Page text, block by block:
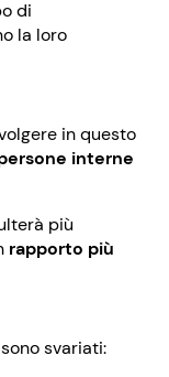
di
la loro
in questo
interne
più
rapporto più
svariati: